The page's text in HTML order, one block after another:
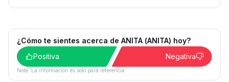
¿Cómo te sientes acerca de ANITA (ANITA) hoy?
Positiva
Negativa
Nota: La información es solo para referencia.